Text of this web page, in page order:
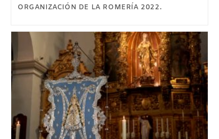
ORGANIZACIÓN DE LA ROMERÍA 2022.